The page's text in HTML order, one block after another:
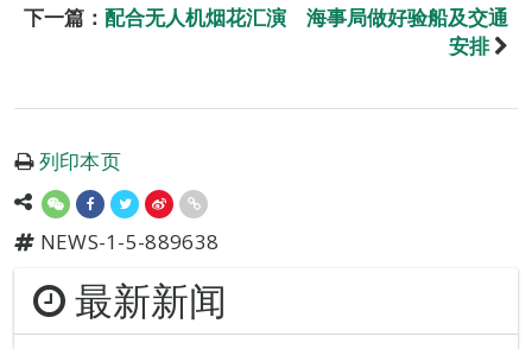
下一篇： 配合无人机烟花汇演 海事局做好验船及交通
安排
列印本页
NEWS-1-5-889638
最新新闻